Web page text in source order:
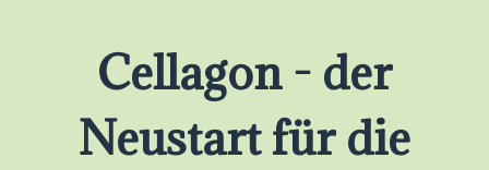
Cellagon - der
Neustart für die